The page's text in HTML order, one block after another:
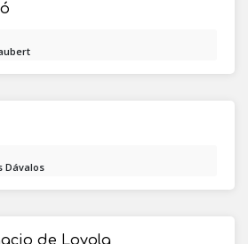
Dávalos
de Loyola